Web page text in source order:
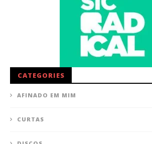
CATEGORIES
AFINADO EM MIM
CURTAS